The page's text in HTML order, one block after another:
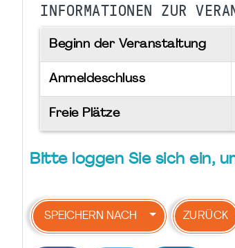
INFORMATIONEN ZUR
Beginn der Veranstaltung
Anmeldeschluss
Freie Plätze
Bitte loggen Sie sich ein,
SPEICHERN NACH ZURÜCK